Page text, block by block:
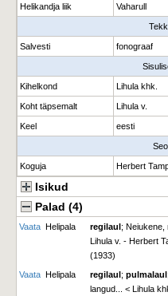
Helikandja liik Vaharull
Salvesti fonograaf
Kihelkond Lihula khk.
Koht täpsemalt Lihula v.
Keel eesti
Koguja Herbert
Isikud
Palad (4)
Vaata Helipala regilaul; Neiukene,
Lihula v. - Herbert
(1933)
Vaata Helipala regilaul; pulmalaul
langud... < Lihula